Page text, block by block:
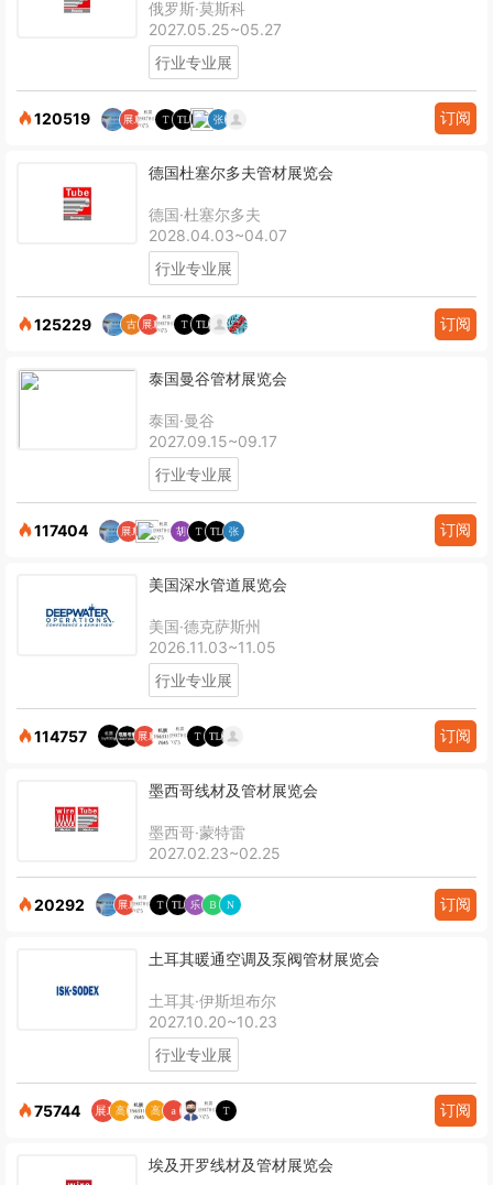
俄罗斯·莫斯科
2027.05.25~05.27
行业专业展
120519 订阅
德国杜塞尔多夫管材展览会
德国·杜塞尔多夫
2028.04.03~04.07
行业专业展
125229 订阅
泰国曼谷管材展览会
泰国·曼谷
2027.09.15~09.17
行业专业展
117404 订阅
美国深水管道展览会
美国·德克萨斯州
2026.11.03~11.05
行业专业展
114757 订阅
墨西哥线材及管材展览会
墨西哥·蒙特雷
2027.02.23~02.25
20292 订阅
土耳其暖通空调及泵阀管材展览会
土耳其·伊斯坦布尔
2027.10.20~10.23
行业专业展
75744 订阅
埃及开罗线材及管材展览会